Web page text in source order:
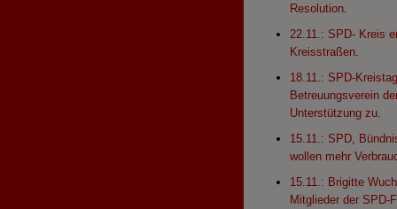
Resolution
22.11.: SPD- Kreis
Kreisstraßen
18.11.: SPD-
Betreuungsverein
Unterstützung zu
15.11.: SPD,
wollen mehr
15.11.: Brigitte
Mitglieder der SPD-